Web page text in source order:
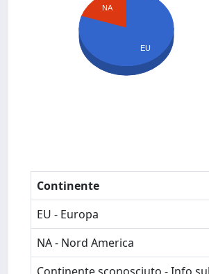
NA
EU
Continente
EU - Europa
NA - Nord America